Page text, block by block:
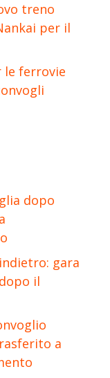
treno
per il
le ferrovie
dopo
gara
il
a